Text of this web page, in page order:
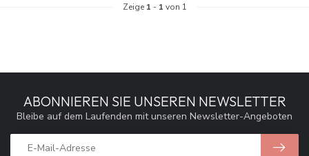
Zeige 1 - 1 von 1
ABONNIEREN SIE UNSEREN NEWSLETTER
Bleibe auf dem Laufenden mit unseren Newsletter-Angeboten